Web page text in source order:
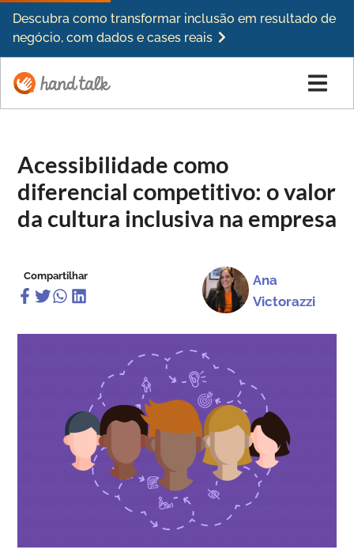
Descubra como transformar inclusão em resultado de
negócio, com dados e cases reais
Acessibilidade como
diferencial competitivo: o valor
da cultura inclusiva na empresa
Ana
Victorazzi
Compartilhar